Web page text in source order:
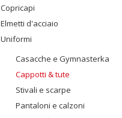
Copricapi
Elmetti d'acciaio
Uniformi
Casacche e Gymnasterka
Cappotti & tute
Stivali e scarpe
Pantaloni e calzoni